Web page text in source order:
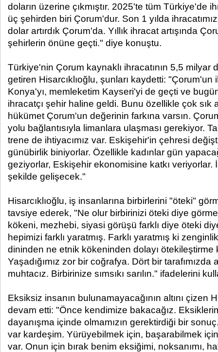
doların üzerine çıkmıştır. 2025'te tüm Türkiye'de
üç şehirden biri Çorum'dur. Son 1 yılda
dolar artırdık Çorum'da. Yıllık ihracat artışında
şehirlerin önüne geçti." diye konuştu.
Türkiye'nin Çorum kaynaklı ihracatının 5,5 milyar
getiren Hisarcıklıoğlu, şunları kaydetti: "Çorum'un
Konya'yı, memleketim Kayseri'yi de geçti ve
ihracatçı şehir haline geldi. Bunu özellikle çok sık
hükümet Çorum'un değerinin farkına varsın.
yolu bağlantısıyla limanlara ulaşması gerekiyor.
trene de ihtiyacımız var. Eskişehir'in çehresi
günübirlik biniyorlar. Özellikle kadınlar gün
geziyorlar, Eskişehir ekonomisine katkı veriyorlar.
şekilde gelişecek."
Hisarcıklıoğlu, iş insanlarına birbirlerini "öteki"
tavsiye ederek, "Ne olur birbirinizi öteki diye
kökeni, mezhebi, siyasi görüşü farklı diye öteki
hepimizi farklı yaratmış. Farklı yaratmış ki
dininden ne etnik kökeninden dolayı ötekileştirme
Yaşadığımız zor bir coğrafya. Dört bir
muhtacız. Birbirinize sımsıkı sarılın." ifadelerini
Eksiksiz insanın bulunamayacağının altını çizen
devam etti: "Önce kendimize bakacağız.
dayanışma içinde olmamızın gerektirdiği bir
var kardeşim. Yürüyebilmek için, başarabilmek
var. Onun için bırak benim eksiğimi, noksanımı,